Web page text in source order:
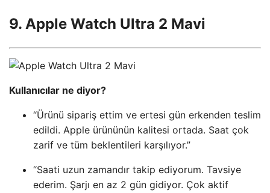
9. Apple Watch Ultra 2 Mavi
Kullanıcılar ne diyor?
“Ürünü sipariş ettim ve ertesi gün erkenden teslim
edildi. Apple ürününün kalitesi ortada. Saat çok
zarif ve tüm beklentileri karşılıyor.”
“Saati uzun zamandır takip ediyorum. Tavsiye
ederim. Şarjı en az 2 gün gidiyor. Çok aktif